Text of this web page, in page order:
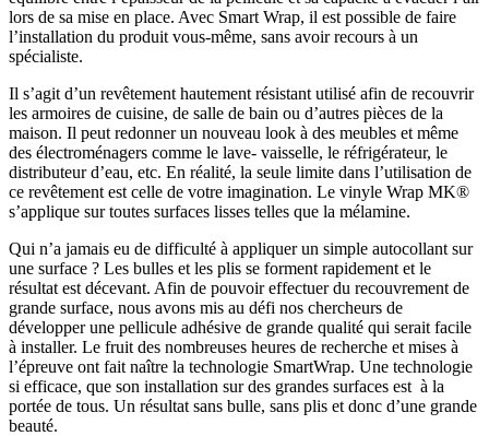
lors de sa mise en place. Avec Smart Wrap, il est possible de faire
l’installation du produit vous-même, sans avoir recours à un
spécialiste.
Il s’agit d’un revêtement hautement résistant utilisé afin de recouvrir
les armoires de cuisine, de salle de bain ou d’autres pièces de la
maison. Il peut redonner un nouveau look à des meubles et même
des électroménagers comme le lave- vaisselle, le réfrigérateur, le
distributeur d’eau, etc. En réalité, la seule limite dans l’utilisation de
ce revêtement est celle de votre imagination. Le vinyle Wrap MK®
s’applique sur toutes surfaces lisses telles que la mélamine.
Qui n’a jamais eu de difficulté à appliquer un simple autocollant sur
une surface ? Les bulles et les plis se forment rapidement et le
résultat est décevant. Afin de pouvoir effectuer du recouvrement de
grande surface, nous avons mis au défi nos chercheurs de
développer une pellicule adhésive de grande qualité qui serait facile
à installer. Le fruit des nombreuses heures de recherche et mises à
l’épreuve ont fait naître la technologie SmartWrap. Une technologie
si efficace, que son installation sur des grandes surfaces est à la
portée de tous. Un résultat sans bulle, sans plis et donc d’une grande
beauté.